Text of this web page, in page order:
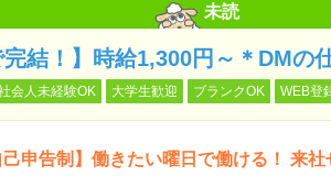
未読
完結！】時給1,300円～＊DMの
会人未経験OK 大学生歓迎 ブランクOK WEB登
己申告制】働きたい曜日で働ける！ 来